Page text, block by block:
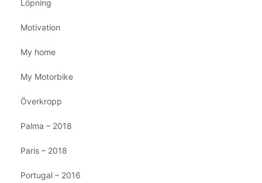
Löpning
Motivation
My home
My Motorbike
Överkropp
Palma – 2018
Paris – 2018
Portugal – 2016